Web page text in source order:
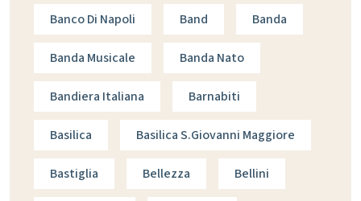
Banco Di Napoli Band Banda
Banda Musicale Banda Nato
Bandiera Italiana Barnabiti
Basilica Basilica S.giovanni Maggiore
Bastiglia Bellezza Bellini